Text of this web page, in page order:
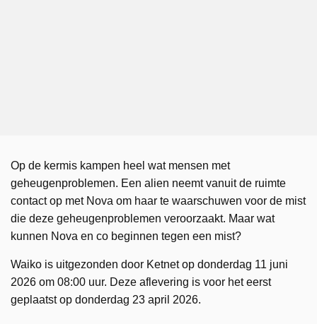
Op de kermis kampen heel wat mensen met
geheugenproblemen. Een alien neemt vanuit de ruimte
contact op met Nova om haar te waarschuwen voor de mist
die deze geheugenproblemen veroorzaakt. Maar wat
kunnen Nova en co beginnen tegen een mist?
Waiko is uitgezonden door Ketnet op donderdag 11 juni
2026 om 08:00 uur. Deze aflevering is voor het eerst
geplaatst op donderdag 23 april 2026.